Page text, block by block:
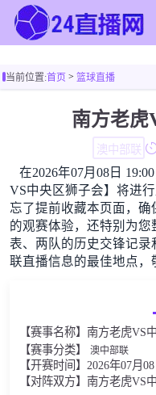
足球直播
足球新闻
篮球新闻
当前位置:首页> 篮球直播
南方老虎
澳中部联
在2026年07月08日
VS中央区狮子会】将进
忘了提前收藏本页面，
的观赛体验，还特别为您
表、两队的历史交锋记
联直播信息的最佳地点，
【赛事名称】南方老虎VS
【赛事分类】 澳中部联
【开赛时间】2026年07月
【对阵双方】南方老虎VS